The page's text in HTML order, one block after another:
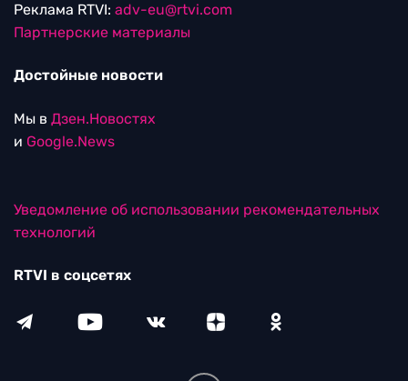
Реклама RTVI: adv-eu@rtvi.com
Партнерские материалы
Достойные новости
Мы в Дзен.Новостях
и Google.News
Уведомление об использовании рекомендательных
технологий
RTVI в соцсетях